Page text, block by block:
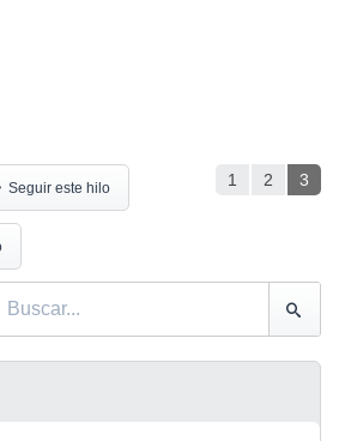
1 2 3
Seguir este hilo